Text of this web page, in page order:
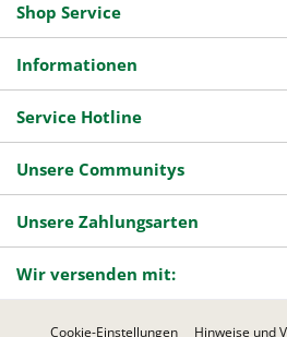
Shop Service
Informationen
Service Hotline
Unsere Communitys
Unsere Zahlungsarten
Wir versenden mit:
Cookie-Einstellungen Hinweise und